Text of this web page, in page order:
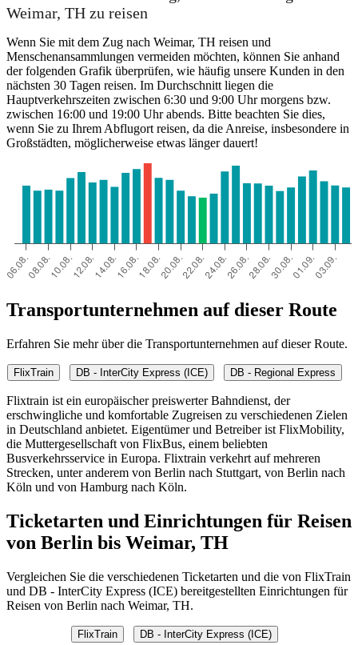
Weimar, TH zu reisen
Wenn Sie mit dem Zug nach Weimar, TH reisen und
Menschenansammlungen vermeiden möchten, können Sie anhand
der folgenden Grafik überprüfen, wie häufig unsere Kunden in den
nächsten 30 Tagen reisen. Im Durchschnitt liegen die
Hauptverkehrszeiten zwischen 6:30 und 9:00 Uhr morgens bzw.
zwischen 16:00 und 19:00 Uhr abends. Bitte beachten Sie dies,
wenn Sie zu Ihrem Abflugort reisen, da die Anreise, insbesondere in
Großstädten, möglicherweise etwas länger dauert!
Transportunternehmen auf dieser Route
Erfahren Sie mehr über die Transportunternehmen auf dieser Route.
FlixTrain DB - InterCity Express (ICE) DB - Regional Express
Flixtrain ist ein europäischer preiswerter Bahndienst, der
erschwingliche und komfortable Zugreisen zu verschiedenen Zielen
in Deutschland anbietet. Eigentümer und Betreiber ist FlixMobility,
die Muttergesellschaft von FlixBus, einem beliebten
Busverkehrsservice in Europa. Flixtrain verkehrt auf mehreren
Strecken, unter anderem von Berlin nach Stuttgart, von Berlin nach
Köln und von Hamburg nach Köln.
Ticketarten und Einrichtungen für Reisen
von Berlin bis Weimar, TH
Vergleichen Sie die verschiedenen Ticketarten und die von FlixTrain
und DB - InterCity Express (ICE) bereitgestellten Einrichtungen für
Reisen von Berlin nach Weimar, TH.
FlixTrain DB - InterCity Express (ICE)